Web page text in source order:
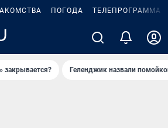
ПОГОДА ТЕЛЕПРОГРАММА
закрывается? Геленджик назвали